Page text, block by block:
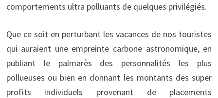
comportements ultra polluants de quelques privilégiés.
Que ce soit en perturbant les vacances de nos touristes
qui auraient une empreinte carbone astronomique, en
publiant le palmarès des personnalités les plus
pollueuses ou bien en donnant les montants des super
profits individuels provenant de placements